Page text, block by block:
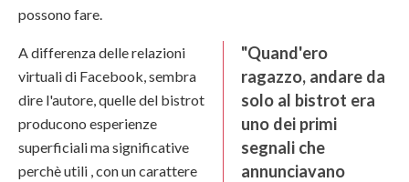
possono fare.
"Quand'ero
ragazzo, andare da
solo al bistrot era
uno dei primi
segnali che
annunciavano
A differenza delle relazioni
virtuali di Facebook, sembra
dire l'autore, quelle del bistrot
producono esperienze
superficiali ma significative
perchè utili , con un carattere